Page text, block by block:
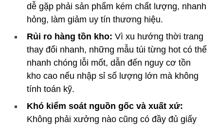
dễ gặp phải sản phẩm kém chất lượng, nhanh
hỏng, làm giảm uy tín thương hiệu.
Rủi ro hàng tồn kho: Vì xu hướng thời trang
thay đổi nhanh, những mẫu túi từng hot có thể
nhanh chóng lỗi mốt, dẫn đến nguy cơ tồn
kho cao nếu nhập sỉ số lượng lớn mà không
tính toán kỹ.
Khó kiểm soát nguồn gốc và xuất xứ:
Không phải xưởng nào cũng có đầy đủ giấy